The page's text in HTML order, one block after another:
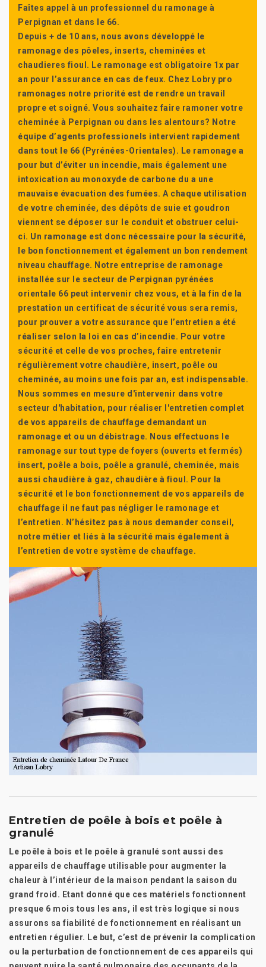
Faîtes appel à un professionnel du ramonage à
Perpignan et dans le 66.
Depuis + de 10 ans, nous avons développé le
ramonage des pôeles, inserts, cheminées et
chaudieres fioul. Le ramonage est obligatoire 1x par
an pour l’assurance en cas de feux. Chez Lobry pro
ramonages notre priorité est de rendre un travail
propre et soigné. Vous souhaitez faire ramoner votre
cheminée à Perpignan ou dans les alentours? Notre
équipe d’agents professionels intervient rapidement
dans tout le 66 (Pyrénées-Orientales). Le ramonage a
pour but d’éviter un incendie, mais également une
intoxication au monoxyde de carbone du a une
mauvaise évacuation des fumées. A chaque utilisation
de votre cheminée, des dépôts de suie et goudron
viennent se déposer sur le conduit et obstruer celui-
ci. Un ramonage est donc nécessaire pour la sécurité,
le bon fonctionnement et également un bon rendement
niveau chauffage. Notre entreprise de ramonage
installée sur le secteur de Perpignan pyrénées
orientale 66 peut intervenir chez vous, et à la fin de la
prestation un certificat de sécurité vous sera remis,
pour prouver a votre assurance que l’entretien a été
réaliser selon la loi en cas d’incendie. Pour votre
sécurité et celle de vos proches, faire entretenir
régulièrement votre chaudière, insert, poêle ou
cheminée, au moins une fois par an, est indispensable.
Nous sommes en mesure d'intervenir dans votre
secteur d'habitation, pour réaliser l'entretien complet
de vos appareils de chauffage demandant un
ramonage et ou un débistrage. Nous effectuons le
ramonage sur tout type de foyers (ouverts et fermés)
insert, poêle a bois, poêle a granulé, cheminée, mais
aussi chaudière à gaz, chaudière à fioul. Pour la
sécurité et le bon fonctionnement de vos appareils de
chauffage il ne faut pas négliger le ramonage et
l’entretien. N’hésitez pas à nous demander conseil,
notre métier et liés à la sécurité mais également à
l’entretien de votre système de chauffage.
Entretien de poêle à bois et poêle à
granulé
Le poêle à bois et le poêle à granulé sont aussi des
appareils de chauffage utilisable pour augmenter la
chaleur à l’intérieur de la maison pendant la saison du
grand froid. Etant donné que ces matériels fonctionnent
presque 6 mois tous les ans, il est très logique si nous
assurons sa fiabilité de fonctionnement en réalisant un
entretien régulier. Le but, c’est de prévenir la complication
ou la perturbation de fonctionnement de ces appareils qui